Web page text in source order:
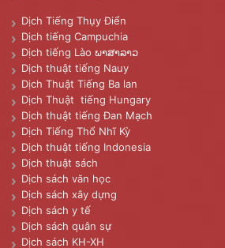
Dịch Tiếng Thụy Điển
Dịch tiếng Campuchia
Dịch tiếng Lào ພາສາລາວ
Dịch thuật tiếng Nauy
Dịch Thuật Tiếng Ba lan
Dịch Thuật tiếng Hungary
Dịch thuật tiếng Đan Mạch
Dịch Tiếng Thổ Nhĩ Kỳ
Dịch thuật tiếng Indonesia
Dịch thuật sách
Dịch sách văn học
Dịch sách xây dựng
Dịch sách y tế
Dịch sách quân sự
Dịch sách KH-XH